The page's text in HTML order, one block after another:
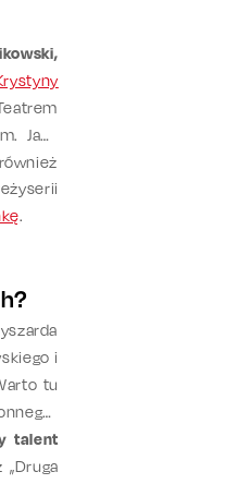
Jana
.
i
tu
talent